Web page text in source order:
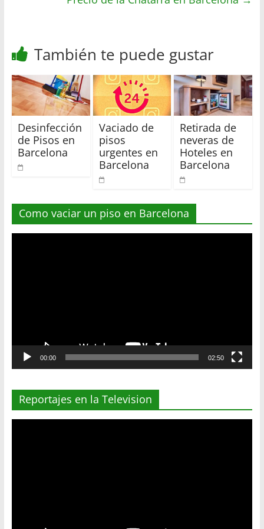
También te puede gustar
Desinfección
de Pisos en
Barcelona
Vaciado de
pisos
urgentes en
Barcelona
Retirada de
neveras de
Hoteles en
Barcelona
Como vaciar un piso en Barcelona
00:00 02:50
Reportajes en la Television